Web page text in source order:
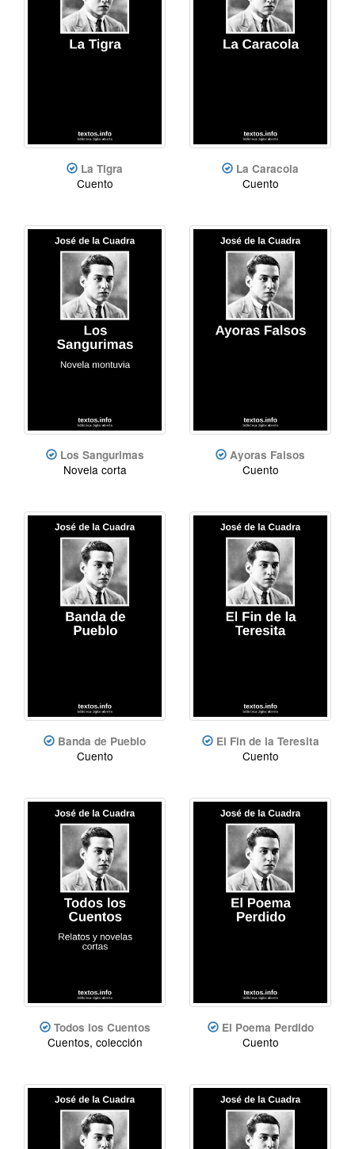
La Tigra
Cuento
La Caracola
Cuento
Los Sangurimas
Novela corta
Ayoras Falsos
Cuento
Banda de Pueblo
Cuento
El Fin de la Teresita
Cuento
Todos los Cuentos
Cuentos, colección
El Poema Perdido
Cuento